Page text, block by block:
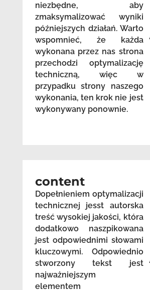
niezbędne, aby
zmaksymalizować wyniki
późniejszych działań. Warto
wspomnieć, że każda
wykonana przez nas strona
przechodzi optymalizację
techniczną, więc w
przypadku strony naszego
wykonania, ten krok nie jest
wykonywany ponownie.
content
Dopełnieniem optymalizacji
technicznej jesst autorska
treść wysokiej jakości, która
dodatkowo naszpikowana
jest odpowiednimi słowami
kluczowymi. Odpowiednio
stworzony tekst jest
najważniejszym
elementem